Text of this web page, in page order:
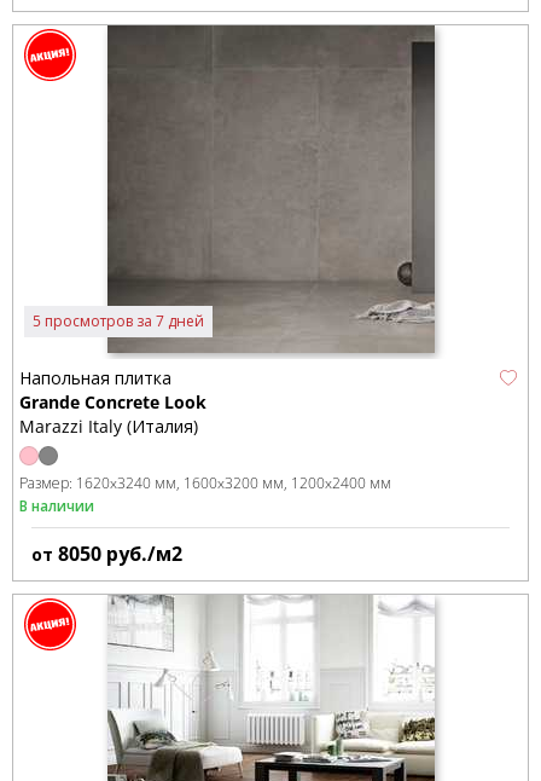
5 просмотров за 7 дней
Напольная плитка
Grande Concrete Look
Marazzi Italy (Италия)
Размер: 1620x3240 мм 1600x3200 мм 1200x2400 мм
В наличии
от 8050 руб./м2